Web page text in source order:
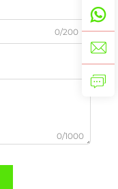
0/200
0/1000